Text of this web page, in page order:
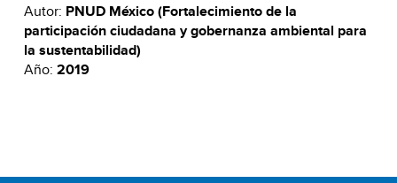
Autor: PNUD México (Fortalecimiento de la
participación ciudadana y gobernanza ambiental para
la sustentabilidad)
Año: 2019